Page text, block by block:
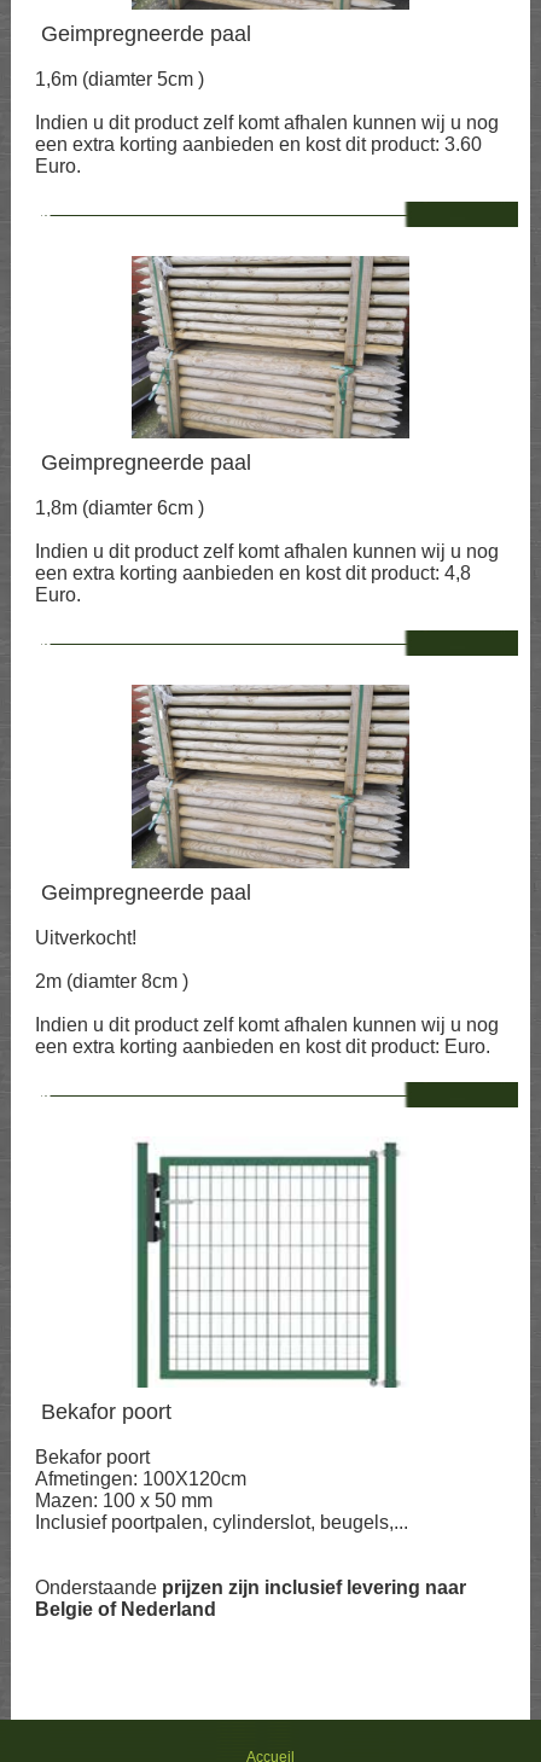
Geimpregneerde paal
1,6m (diamter 5cm )
Indien u dit product zelf komt afhalen kunnen wij u nog
een extra korting aanbieden en kost dit product: 3.60
Euro.
--
Geimpregneerde paal
1,8m (diamter 6cm )
Indien u dit product zelf komt afhalen kunnen wij u nog
een extra korting aanbieden en kost dit product: 4,8
Euro.
--
Geimpregneerde paal
Uitverkocht!
2m (diamter 8cm )
Indien u dit product zelf komt afhalen kunnen wij u nog
een extra korting aanbieden en kost dit product: Euro.
--
Bekafor poort
Bekafor poort
Afmetingen: 100X120cm
Mazen: 100 x 50 mm
Inclusief poortpalen, cylinderslot, beugels,...
Onderstaande prijzen zijn inclusief levering naar
Belgie of Nederland
Accueil